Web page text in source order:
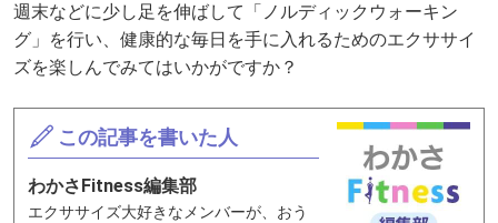
週末などに少し足を伸ばして「ノルディックウォーキン
グ」を行い、健康的な毎日を手に入れるためのエクササイ
ズを楽しんでみてはいかがですか？
この記事を書いた人
わかさFitness編集部
エクササイズ大好きなメンバーが、おう